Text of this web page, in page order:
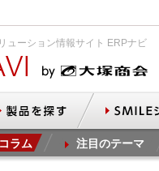
ューション情報サイト ERPナビ
ラム 注目のテーマ